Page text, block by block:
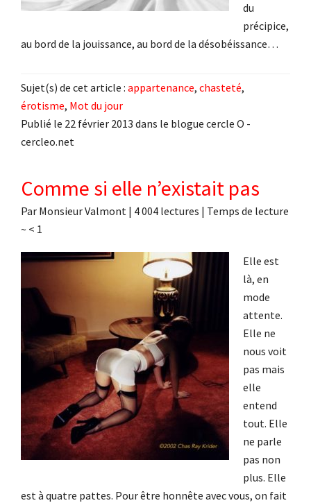
du
précipice,
au bord de la jouissance, au bord de la désobéissance…
Sujet(s) de cet article : appartenance, chasteté,
érotisme, Mot du jour
Publié le 22 février 2013 dans le blogue cercle O -
cercleo.net
Comme si elle n’existait pas
Par Monsieur Valmont | 4 004 lectures | Temps de lecture
~ < 1
Elle est
là, en
mode
attente.
Elle ne
nous voit
pas mais
elle
entend
tout. Elle
ne parle
pas non
plus. Elle
est à quatre pattes. Pour être honnête avec vous, on fait